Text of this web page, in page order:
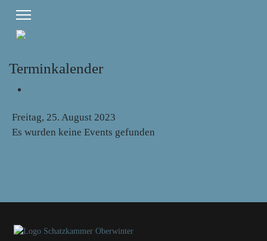
Terminkalender
Freitag, 25. August 2023
Es wurden keine Events gefunden